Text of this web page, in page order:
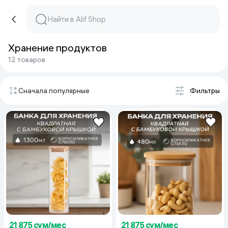
Хранение продуктов
12 товаров
Сначала популярные Фильтры
21 875 сум/мес 21 875 сум/мес